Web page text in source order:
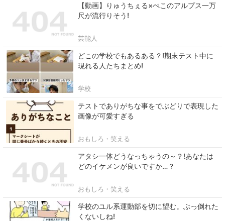
【動画】りゅうちぇる×ぺこのアルプス一万
尺が流行りそう!
芸能人
どこの学校でもあるある？!期末テスト中に
現れる人たちまとめ!
学校
テストでありがちな事をでぶどりで表現した
画像が可愛すぎる
おもしろ・笑える
アタシ一体どうなっちゃうの～？!あなたは
どのイケメンが良いですか…？
おもしろ・笑える
学校のユル系運動部を切に望む。ぶっ倒れた
くないしね!